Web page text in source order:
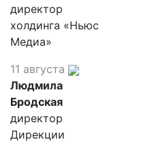
директор
холдинга «Ньюс
Медиа»
11 августа
Людмила
Бродская
директор
Дирекции